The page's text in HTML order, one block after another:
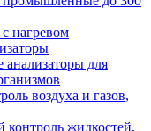
нагревом
для
воздуха и газов,
жидкостей,